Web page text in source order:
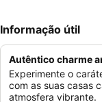
Informação útil
Autêntico charme
Experimente o
com as suas casas
atmosfera vibrante.